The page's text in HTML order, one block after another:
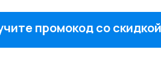
промокод со